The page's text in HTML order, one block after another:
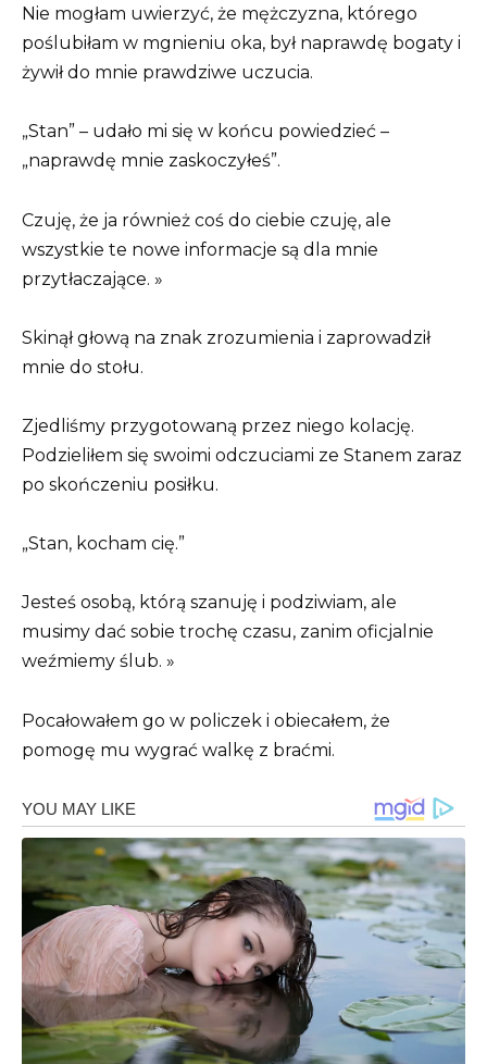
Nie mogłam uwierzyć, że mężczyzna, którego
poślubiłam w mgnieniu oka, był naprawdę bogaty i
żywił do mnie prawdziwe uczucia.
„Stan” – udało mi się w końcu powiedzieć –
„naprawdę mnie zaskoczyłeś”.
Czuję, że ja również coś do ciebie czuję, ale
wszystkie te nowe informacje są dla mnie
przytłaczające. »
Skinął głową na znak zrozumienia i zaprowadził
mnie do stołu.
Zjedliśmy przygotowaną przez niego kolację.
Podzieliłem się swoimi odczuciami ze Stanem zaraz
po skończeniu posiłku.
„Stan, kocham cię.”
Jesteś osobą, którą szanuję i podziwiam, ale
musimy dać sobie trochę czasu, zanim oficjalnie
weźmiemy ślub. »
Pocałowałem go w policzek i obiecałem, że
pomogę mu wygrać walkę z braćmi.